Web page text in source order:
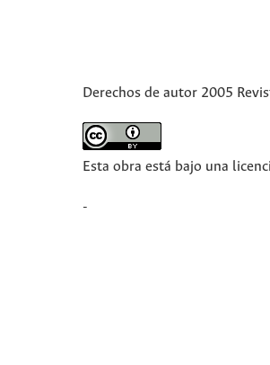
Derechos de autor 2005
Esta obra está bajo una
-